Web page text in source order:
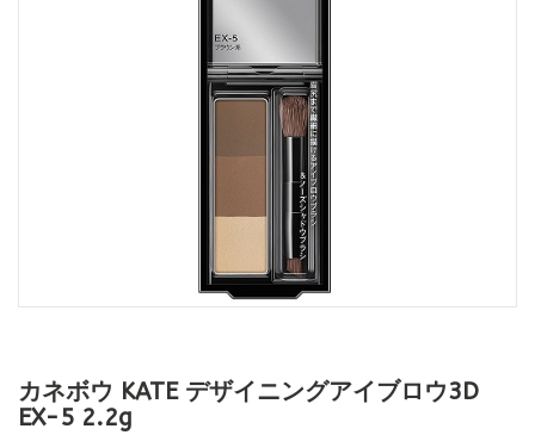
カネボウ KATE デザイニングアイブロウ3D
EX-5 2.2g